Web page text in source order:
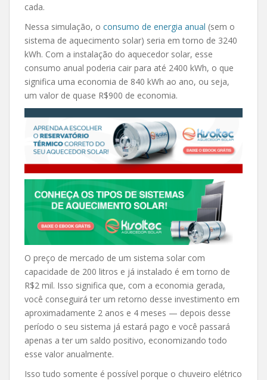
cada.
Nessa simulação, o consumo de energia anual (sem o
sistema de aquecimento solar) seria em torno de 3240
kWh. Com a instalação do aquecedor solar, esse
consumo anual poderia cair para até 2400 kWh, o que
significa uma economia de 840 kWh ao ano, ou seja,
um valor de quase R$900 de economia.
O preço de mercado de um sistema solar com
capacidade de 200 litros e já instalado é em torno de
R$2 mil. Isso significa que, com a economia gerada,
você conseguirá ter um retorno desse investimento em
aproximadamente 2 anos e 4 meses — depois desse
período o seu sistema já estará pago e você passará
apenas a ter um saldo positivo, economizando todo
esse valor anualmente.
Isso tudo somente é possível porque o chuveiro elétrico